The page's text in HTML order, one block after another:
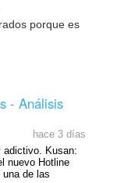
porque es
- Análisis
hace 3 días
adictivo. Kusan:
nuevo Hotline
de las